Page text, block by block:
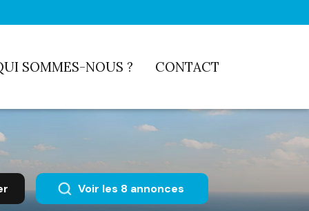
SOMMES-NOUS ? CONTACT
Voir les 8 annonces